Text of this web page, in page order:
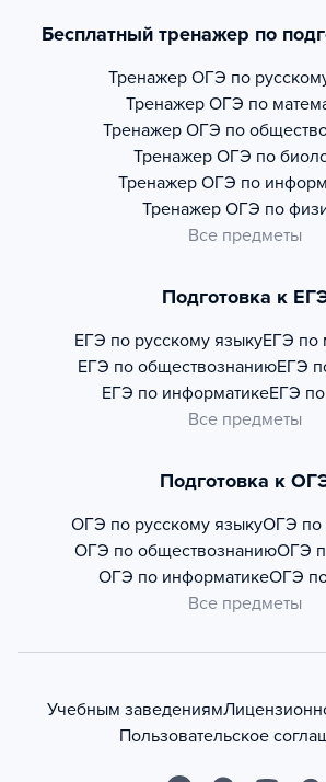
Бесплатный тренажер по
Тренажер ОГЭ по
Тренажер ОГЭ по
Тренажер ОГЭ по
Тренажер ОГЭ по
Тренажер ОГЭ по
Тренажер ОГЭ по
Все предметы
Подготовка к
ЕГЭ по русскому языкуЕГЭ по
ЕГЭ по обществознаниюЕГЭ
ЕГЭ по информатикеЕГЭ
Все предметы
Подготовка к
ОГЭ по русскому языкуОГЭ по
ОГЭ по обществознаниюОГЭ
ОГЭ по информатикеОГЭ
Все предметы
Учебным заведениям
Пользовательское